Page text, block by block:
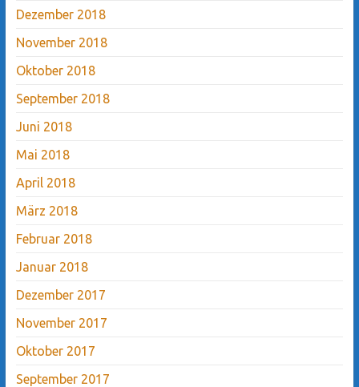
Dezember 2018
November 2018
Oktober 2018
September 2018
Juni 2018
Mai 2018
April 2018
März 2018
Februar 2018
Januar 2018
Dezember 2017
November 2017
Oktober 2017
September 2017